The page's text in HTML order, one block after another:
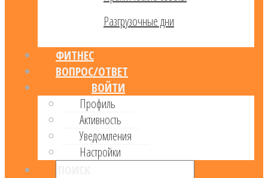
Разгрузочные дни
ФИТНЕС
ВОПРОС/ОТВЕТ
ВОЙТИ
Профиль
Активность
Уведомления
Настройки